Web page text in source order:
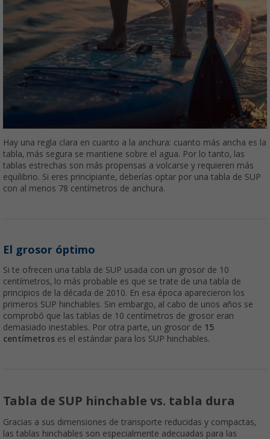
Hay una regla clara en cuanto a la anchura: cuanto más ancha es la
tabla, más segura se mantiene sobre el agua. Por lo tanto, las
tablas estrechas son más propensas a volcarse y requieren más
equilibrio. Si eres principiante, deberías optar por una tabla de SUP
con al menos 78 centímetros de anchura.
El grosor óptimo
Si te ofrecen una tabla de SUP usada con un grosor de 10
centímetros, lo más probable es que se trate de una tabla de
principios de la década de 2010. En esa época aparecieron los
primeros SUP hinchables. Sin embargo, al cabo de unos años se
comprobó que las tablas de 10 centímetros de grosor eran
demasiado inestables. Por otra parte, un grosor de 15
centímetros es el estándar para los SUP hinchables.
Tabla de SUP hinchable vs. tabla dura
Gracias a sus dimensiones de transporte reducidas y compactas,
las tablas hinchables son especialmente adecuadas para las